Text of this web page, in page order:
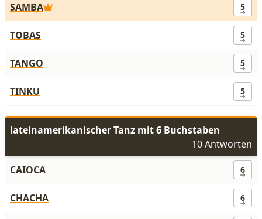
SAMBA 5
TOBAS 5
TANGO 5
TINKU 5
lateinamerikanischer Tanz mit 6 Buchstaben
10 Antworten
CAIOCA
6
CHACHA 6